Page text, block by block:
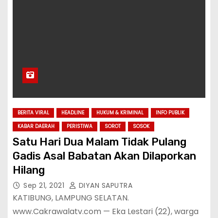
BERITA VIRAL HEADLINE HUKUM & KRIMINAL
INFO PUBLIK
KABAR DAERAH
PERISTIWA SOROT SOSOK
Satu Hari Dua Malam Tidak Pulang
Gadis Asal Babatan Akan Dilaporkan
Hilang
Sep 21, 2021 DIYAN SAPUTRA
KATIBUNG, LAMPUNG SELATAN.
www.Cakrawalatv.com — Eka Lestari (22), warga